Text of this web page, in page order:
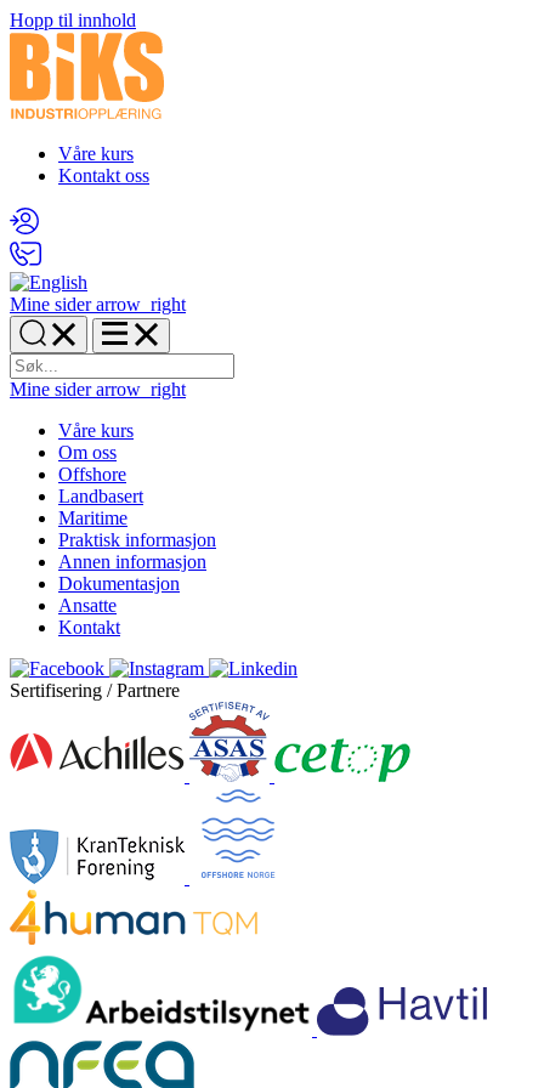
Hopp til innhold
Våre kurs
Kontakt oss
Mine sider arrow_right
Mine sider arrow_right
Våre kurs
Om oss
Offshore
Landbasert
Maritime
Praktisk informasjon
Annen informasjon
Dokumentasjon
Ansatte
Kontakt
Sertifisering / Partnere